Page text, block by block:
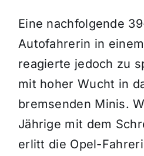
Eine nachfolgende
Autofahrerin in
reagierte jedoch zu
mit hoher Wucht in
bremsenden Minis.
Jährige mit dem
erlitt die Opel-